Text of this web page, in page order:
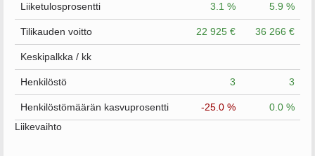
Liiketulosprosentti 3.1 % 5.9 %
Tilikauden voitto 22 925 € 36 266 €
Keskipalkka / kk
Henkilöstö 3 3
Henkilöstömäärän kasvuprosentti -25.0 %
0.0 %
Liikevaihto